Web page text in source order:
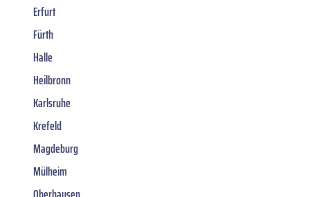
Erfurt
Fürth
Halle
Heilbronn
Karlsruhe
Krefeld
Magdeburg
Mülheim